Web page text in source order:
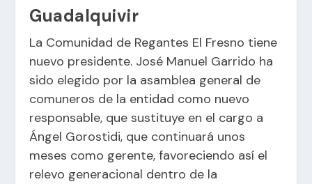
Guadalquivir
La Comunidad de Regantes El Fresno tiene
nuevo presidente. José Manuel Garrido ha
sido elegido por la asamblea general de
comuneros de la entidad como nuevo
responsable, que sustituye en el cargo a
Ángel Gorostidi, que continuará unos
meses como gerente, favoreciendo así el
relevo generacional dentro de la